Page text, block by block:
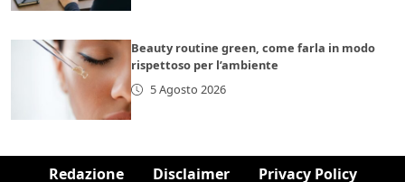
Beauty routine green, come farla in modo
rispettoso per l’ambiente
5 Agosto 2026
Redazione Disclaimer Privacy Policy